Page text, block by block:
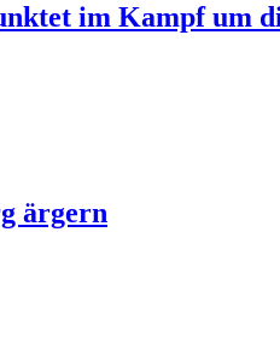
im Kampf um
ärgern